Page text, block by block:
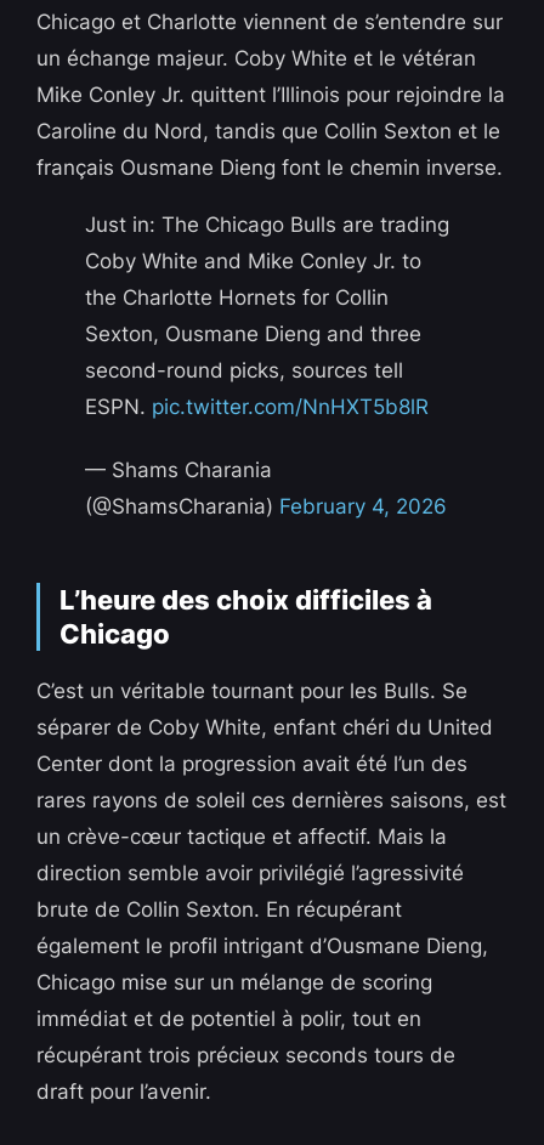
Chicago et Charlotte viennent de s’entendre sur
un échange majeur. Coby White et le vétéran
Mike Conley Jr. quittent l’Illinois pour rejoindre la
Caroline du Nord, tandis que Collin Sexton et le
français Ousmane Dieng font le chemin inverse.
Just in: The Chicago Bulls are trading
Coby White and Mike Conley Jr. to
the Charlotte Hornets for Collin
Sexton, Ousmane Dieng and three
second-round picks, sources tell
ESPN. pic.twitter.com/NnHXT5b8lR
— Shams Charania
(@ShamsCharania) February 4, 2026
L’heure des choix difficiles à
Chicago
C’est un véritable tournant pour les Bulls. Se
séparer de Coby White, enfant chéri du United
Center dont la progression avait été l’un des
rares rayons de soleil ces dernières saisons, est
un crève-cœur tactique et affectif. Mais la
direction semble avoir privilégié l’agressivité
brute de Collin Sexton. En récupérant
également le profil intrigant d’Ousmane Dieng,
Chicago mise sur un mélange de scoring
immédiat et de potentiel à polir, tout en
récupérant trois précieux seconds tours de
draft pour l’avenir.